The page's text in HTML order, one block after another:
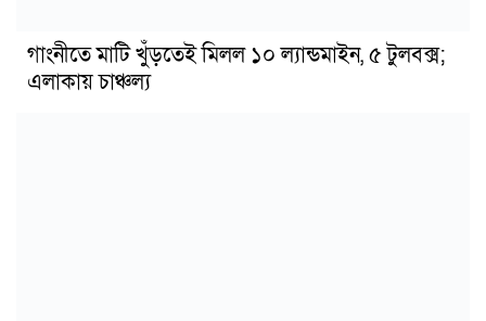
গাংনীতে মাটি খুঁড়তেই মিলল ১০ ল্যান্ডমাইন, ৫ টুলবক্স;
এলাকায় চাঞ্চল্য